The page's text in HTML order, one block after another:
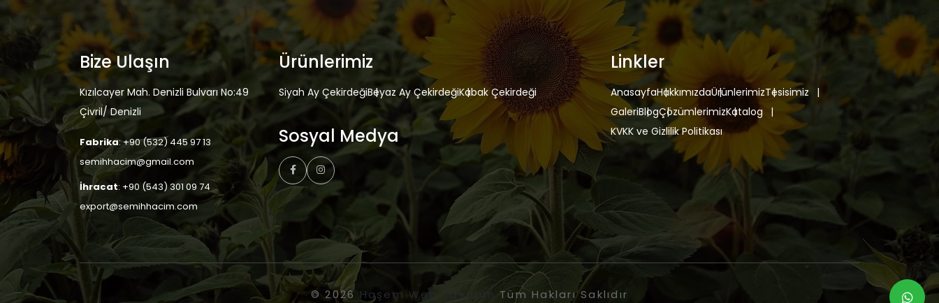
Bize Ulaşın
Kızılcayer Mah. Denizli Bulvarı No:49
Çivril/ Denizli
Fabrika: +90 (532) 445 97 13
semihhacim@gmail.com
İhracat: +90 (543) 301 09 74
export@semihhacim.com
Ürünlerimiz
Siyah Ay ÇekirdeğiBeyaz Ay ÇekirdeğiKabak Çekirdeği
Sosyal Medya
Linkler
AnasayfaHakkımızdaÜrünlerimizTesisimiz
GaleriBlogÇözümlerimizKatalog
KVKK ve Gizlilik Politikası
© 2026 Haşem Web Tasarım Tüm Hakları Saklıdır